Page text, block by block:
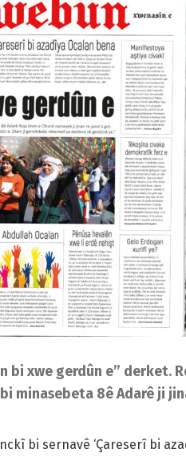
bi xwe gerdûn e” derket.
minasebeta 8ê Adarê ji
bi sernavê ‘Çareserî bi